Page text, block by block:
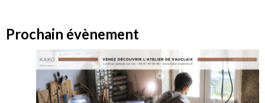
Prochain évènement